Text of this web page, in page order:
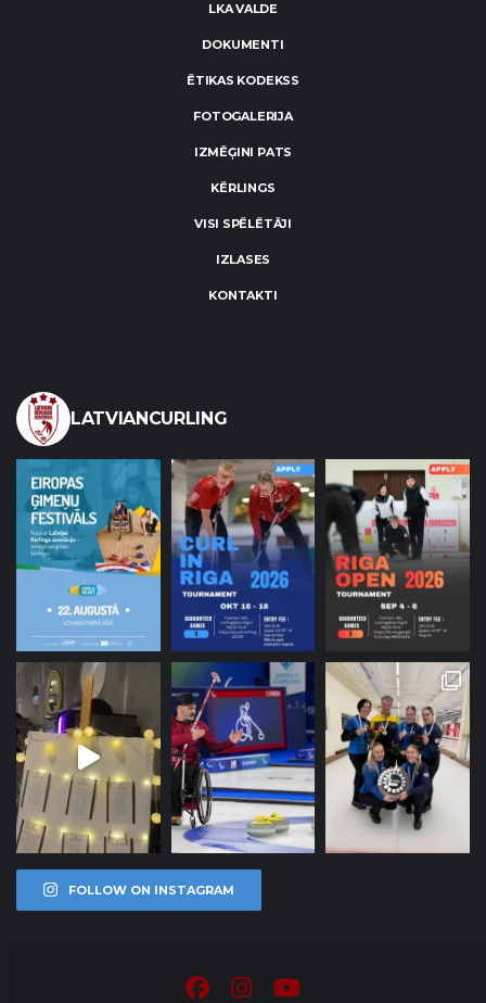
LKA VALDE
DOKUMENTI
ĒTIKAS KODEKSS
FOTOGALERIJA
IZMĒĢINI PATS
KĒRLINGS
VISI SPĒLĒTĀJI
IZLASES
KONTAKTI
LATVIANCURLING
FOLLOW ON INSTAGRAM